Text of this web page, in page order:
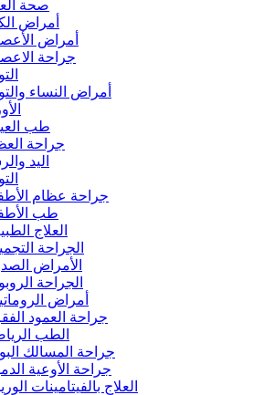
صحة
أمراض
أمراض
جراحة
أمراض النساء
طب
جراحة
اليد
جراحة عظام
طب
العلاج
الجراحة
الأمراض
الجراحة
أمراض
جراحة العمود
الطب
جراحة المسالك
جراحة الأوعية
العلاج بالفيتامينات